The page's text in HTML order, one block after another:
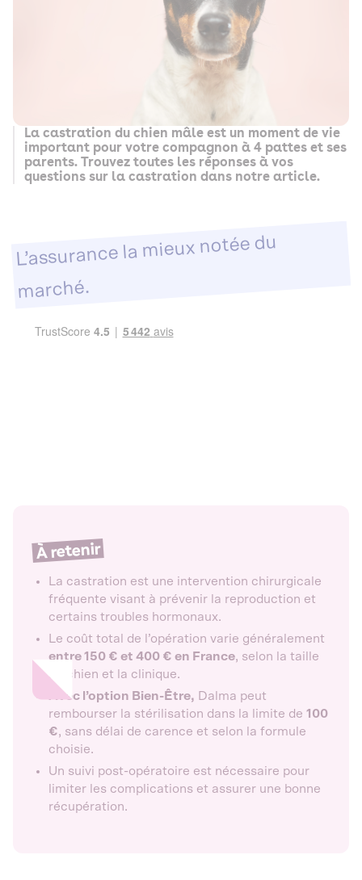
La castration du chien mâle est un moment de vie
important pour votre compagnon à 4 pattes et ses
parents. Trouvez toutes les réponses à vos
questions sur la castration dans notre article.
L’assurance la mieux notée du
marché.
À retenir
La castration est une intervention chirurgicale
fréquente visant à prévenir la reproduction et
certains troubles hormonaux.
Le coût total de l’opération varie généralement
entre 150 € et 400 € en France, selon la taille
du chien et la clinique.
Avec l’option Bien-Être, Dalma peut
rembourser la stérilisation dans la limite de 100
€, sans délai de carence et selon la formule
choisie.
Un suivi post-opératoire est nécessaire pour
limiter les complications et assurer une bonne
récupération.